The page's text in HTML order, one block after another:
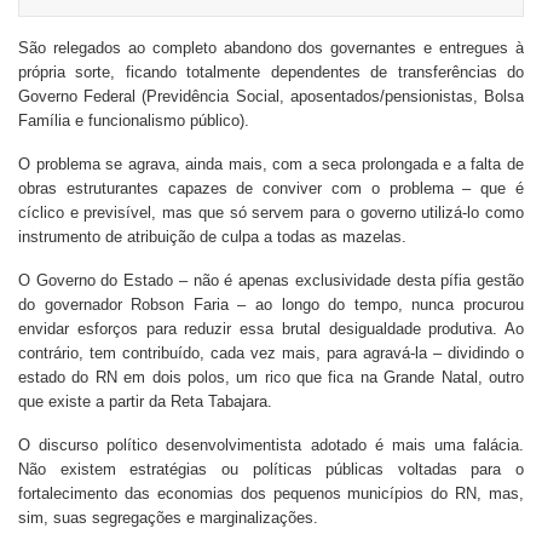
São relegados ao completo abandono dos governantes e entregues à
própria sorte, ficando totalmente dependentes de transferências do
Governo Federal (Previdência Social, aposentados/pensionistas, Bolsa
Família e funcionalismo público).
O problema se agrava, ainda mais, com a seca prolongada e a falta de
obras estruturantes capazes de conviver com o problema – que é
cíclico e previsível, mas que só servem para o governo utilizá-lo como
instrumento de atribuição de culpa a todas as mazelas.
O Governo do Estado – não é apenas exclusividade desta pífia gestão
do governador Robson Faria – ao longo do tempo, nunca procurou
envidar esforços para reduzir essa brutal desigualdade produtiva. Ao
contrário, tem contribuído, cada vez mais, para agravá-la – dividindo o
estado do RN em dois polos, um rico que fica na Grande Natal, outro
que existe a partir da Reta Tabajara.
O discurso político desenvolvimentista adotado é mais uma falácia.
Não existem estratégias ou políticas públicas voltadas para o
fortalecimento das economias dos pequenos municípios do RN, mas,
sim, suas segregações e marginalizações.